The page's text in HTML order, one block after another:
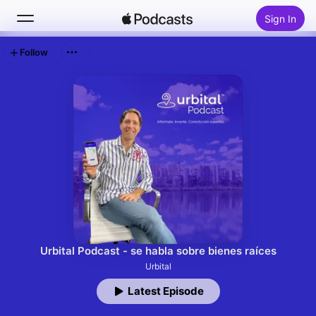
Sign In
Top Charts
Urbital Podcast - se habla sobre bienes raíces
Urbital
Latest Episode
Follow